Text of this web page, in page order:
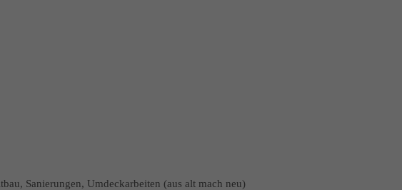
Sanierungen, Umdeckarbeiten (aus alt mach neu)